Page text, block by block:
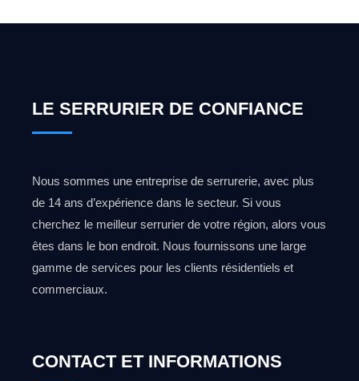
LE SERRURIER DE CONFIANCE
Nous sommes une entreprise de serrurerie, avec plus
de 14 ans d’expérience dans le secteur. Si vous
cherchez le meilleur serrurier de votre région, alors vous
êtes dans le bon endroit. Nous fournissons une large
gamme de services pour les clients résidentiels et
commerciaux.
CONTACT ET INFORMATIONS